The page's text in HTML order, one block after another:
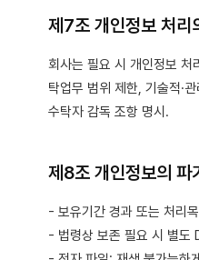
제7조 개인정보 처리
회사는 필요 시 개인정보 처
탁업무 범위 제한, 기술적·
수탁자 감독 조항 명시.
제8조 개인정보의 파
- 보유기간 경과 또는 처리
- 법령상 보존 필요 시 별도